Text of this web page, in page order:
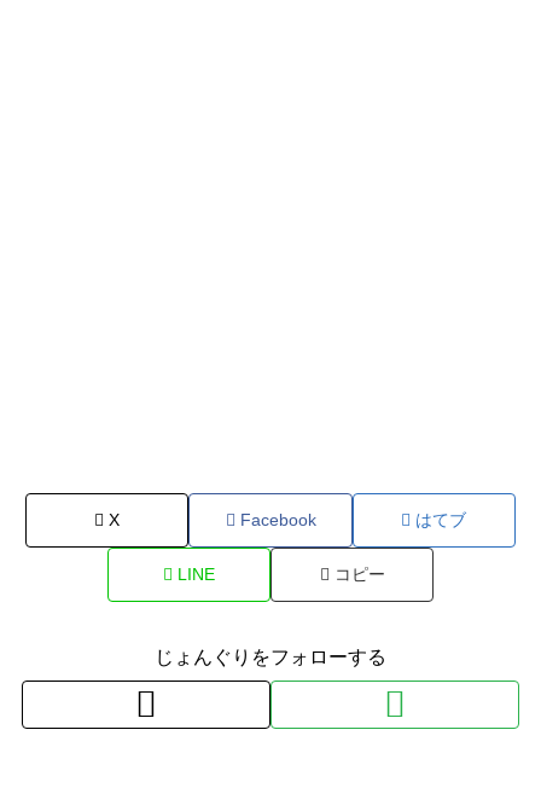
X Facebook はてブ
LINE コピー
じょんぐりをフォローする